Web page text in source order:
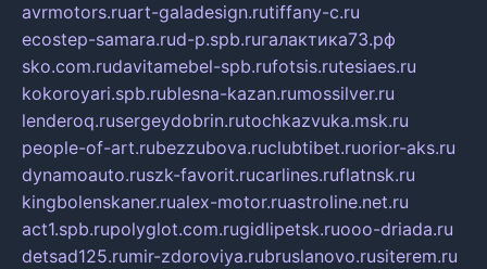
avrmotors.ruart-galadesign.rutiffany-c.ru
ecostep-samara.rud-p.spb.ruгалактика73.рф
sko.com.rudavitamebel-spb.rufotsis.rutesiaes.ru
kokoroyari.spb.rublesna-kazan.rumossilver.ru
lenderoq.rusergeydobrin.rutochkazvuka.msk.ru
people-of-art.rubezzubova.ruclubtibet.ruorior-aks.ru
dynamoauto.ruszk-favorit.rucarlines.ruflatnsk.ru
kingbolenskaner.rualex-motor.ruastroline.net.ru
act1.spb.rupolyglot.com.rugidlipetsk.ruooo-driada.ru
detsad125.rumir-zdoroviya.rubruslanovo.rusiterem.ru